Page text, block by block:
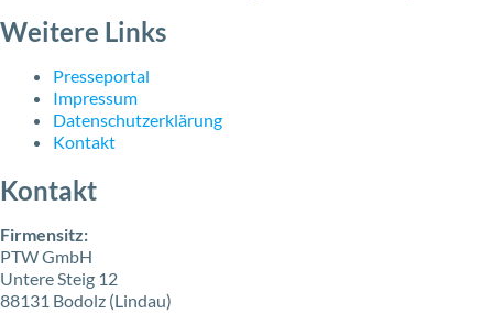
Weitere Links
Presseportal
Impressum
Datenschutzerklärung
Kontakt
Kontakt
Firmensitz:
PTW GmbH
Untere Steig 12
88131 Bodolz (Lindau)